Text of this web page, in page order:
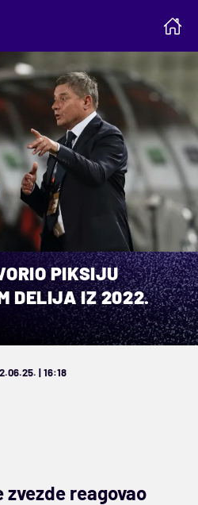
PIKSIJU
DELIJA IZ 2022.
| 16:18
reagovao